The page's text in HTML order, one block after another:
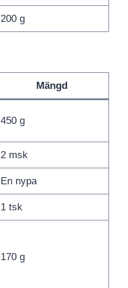
200 g
Mängd
450 g
2 msk
En nypa
1 tsk
170 g